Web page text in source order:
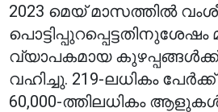
2023 മെയ് മാസത്തിൽ
പൊട്ടിപ്പുറപ്പെട്ടതിനുശേഷം
വ്യാപകമായ
വഹിച്ചു. 219-ലധികം
60,000-ത്തിലധികം